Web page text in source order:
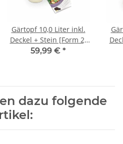
Gärtopf 10,0 Liter inkl.
Deckel + Stein [Form 2]
braun
59,99 € *
dazu folgende